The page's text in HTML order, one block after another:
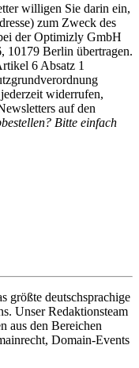
willigen Sie darin ein,
zum Zweck des
der Optimizly GmbH
10179 Berlin übertragen.
6 Absatz 1
widerrufen,
auf den
Bitte einfach
größte deutschsprachige
Unser Redaktionsteam
aus den Bereichen
Domain-Events